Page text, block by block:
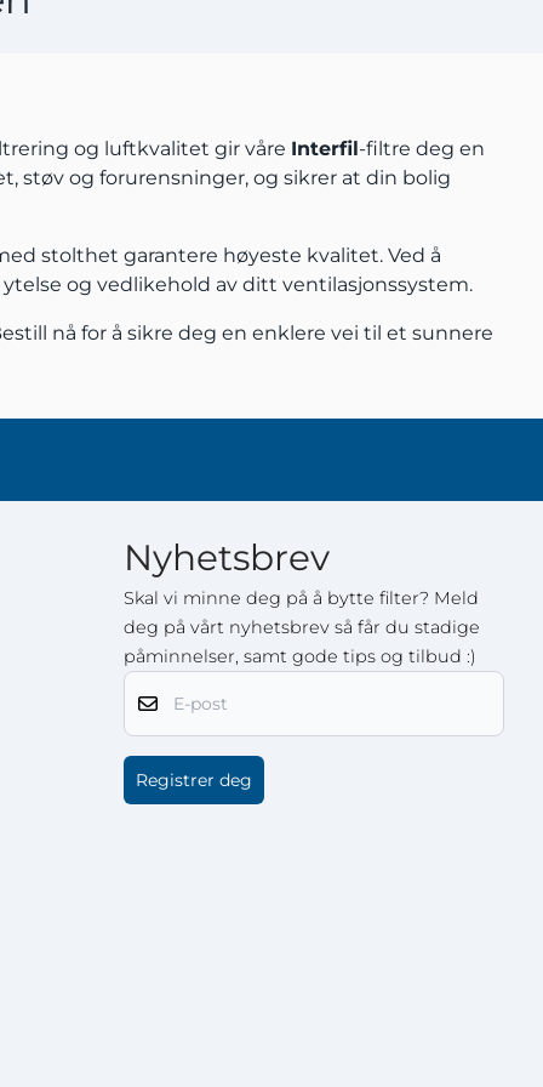
og luftkvalitet gir våre Interfil-filtre deg en
støv og forurensninger, og sikrer at din bolig
stolthet garantere høyeste kvalitet. Ved å
og vedlikehold av ditt ventilasjonssystem.
nå for å sikre deg en enklere vei til et sunnere
Nyhetsbrev
Skal vi minne deg på å bytte filter? Meld
deg på vårt nyhetsbrev så får du stadige
påminnelser, samt gode tips og tilbud :)
E-post
Registrer deg